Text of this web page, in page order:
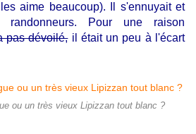
aime beaucoup). Il s'ennuyait et
Pour une raison
pas dévoilé,il était un peu à l'écart
ou un très vieux Lipizzan tout blanc ?